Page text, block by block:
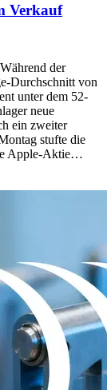
Verkauf
der
Durchschnitt von
unter dem 52-
neue
ein zweiter
stufte die
Apple-Aktie…